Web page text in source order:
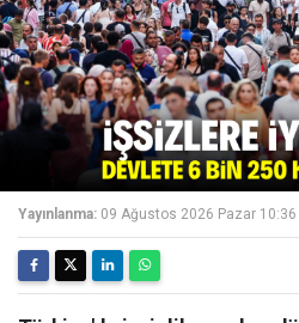
Yayınlanma: 09 Ağustos 2026 Pazar 10:36